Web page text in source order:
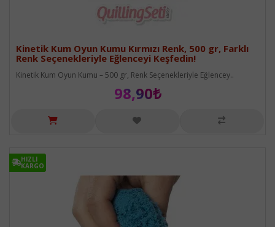
Kinetik Kum Oyun Kumu Kırmızı Renk, 500 gr, Farklı
Renk Seçenekleriyle Eğlenceyi Keşfedin!
Kinetik Kum Oyun Kumu – 500 gr, Renk Seçenekleriyle Eğlencey..
98,90₺
HIZLI
KARGO
HIZLI
KARGO